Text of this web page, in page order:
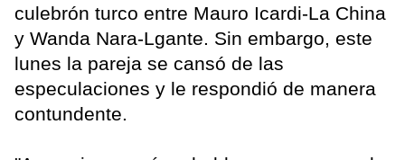
culebrón turco entre Mauro Icardi-La China
y Wanda Nara-Lgante. Sin embargo, este
lunes la pareja se cansó de las
especulaciones y le respondió de manera
contundente.